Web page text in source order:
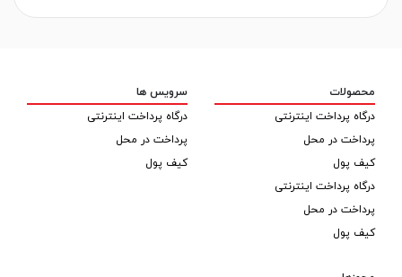
محصولات
درگاه پرداخت اینترنتی
پرداخت در محل
کیف پول
درگاه پرداخت اینترنتی
پرداخت در محل
کیف پول
سرویس ها
درگاه پرداخت اینترنتی
پرداخت در محل
کیف پول